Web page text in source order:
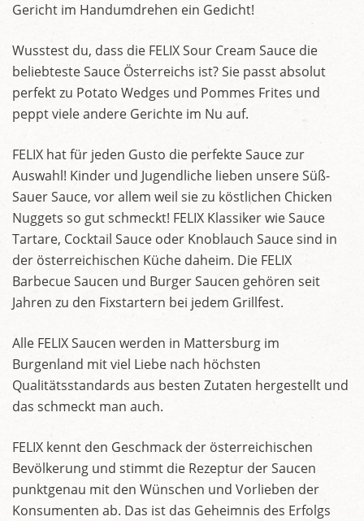
Gericht im Handumdrehen ein Gedicht!
Wusstest du, dass die FELIX Sour Cream Sauce die
beliebteste Sauce Österreichs ist? Sie passt absolut
perfekt zu Potato Wedges und Pommes Frites und
peppt viele andere Gerichte im Nu auf.
FELIX hat für jeden Gusto die perfekte Sauce zur
Auswahl! Kinder und Jugendliche lieben unsere Süß-
Sauer Sauce, vor allem weil sie zu köstlichen Chicken
Nuggets so gut schmeckt! FELIX Klassiker wie Sauce
Tartare, Cocktail Sauce oder Knoblauch Sauce sind in
der österreichischen Küche daheim. Die FELIX
Barbecue Saucen und Burger Saucen gehören seit
Jahren zu den Fixstartern bei jedem Grillfest.
Alle FELIX Saucen werden in Mattersburg im
Burgenland mit viel Liebe nach höchsten
Qualitätsstandards aus besten Zutaten hergestellt und
das schmeckt man auch.
FELIX kennt den Geschmack der österreichischen
Bevölkerung und stimmt die Rezeptur der Saucen
punktgenau mit den Wünschen und Vorlieben der
Konsumenten ab. Das ist das Geheimnis des Erfolgs